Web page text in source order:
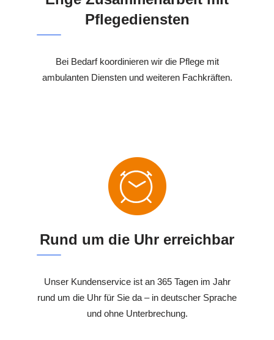
Pflegediensten
Bei Bedarf koordinieren wir die Pflege mit
ambulanten Diensten und weiteren Fachkräften.
Rund um die Uhr erreichbar
Unser Kundenservice ist an 365 Tagen im Jahr
rund um die Uhr für Sie da – in deutscher Sprache
und ohne Unterbrechung.